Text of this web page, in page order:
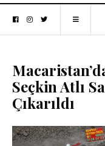
Seçkin Atlı
Çıkarıldı